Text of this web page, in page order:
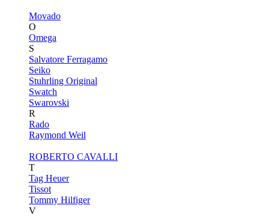
Movado
O
Omega
S
Salvatore Ferragamo
Seiko
Stuhrling Original
Swatch
Swarovski
R
Rado
Raymond Weil
ROBERTO CAVALLI
T
Tag Heuer
Tissot
Tommy Hilfiger
V